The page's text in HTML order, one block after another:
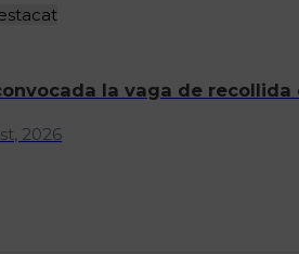
la vaga de
2026